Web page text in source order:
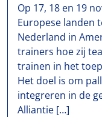
Op 17, 18 en 19
Europese landen
Nederland in
trainers hoe zij
trainen in het
Het doel is om
integreren in de
Alliantie […]